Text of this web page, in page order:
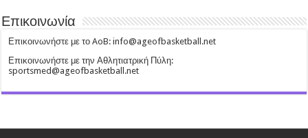
Επικοινωνία
Επικοινωνήστε με το AoB: info@ageofbasketball.net
Επικοινωνήστε με την Αθλητιατρική Πύλη:
sportsmed@ageofbasketball.net